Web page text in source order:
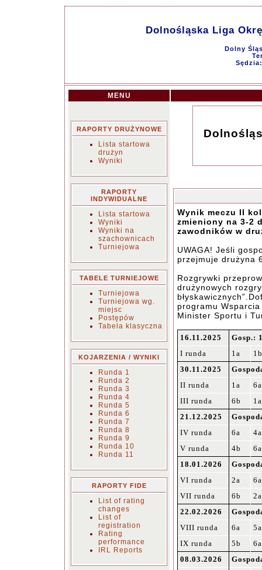
Dolnośląska Liga
Dolny
MENU
RAPORTY DRUŻYNOWE
Lista startowa
drużyn
Wyniki
RAPORTY
INDYWIDUALNE
Lista startowa
Wyniki
Wyniki na
szachownicach
Turniejowa
TABELE TURNIEJOWE
Turniejowa
Turniejowa wg.
miejsc
Postępów
Tabela klasyczna
KOJARZENIA / WYNIKI
Runda 1
Runda 2
Runda 3
Runda 4
Runda 5
Runda 6
Runda 7
Runda 8
Runda 9
Runda 10
Runda 11
RAPORTY FIDE
List of rating
changes
List of
registration
Rating
performance
IRL Reports
Wynik meczu II
zmieniony na 3-2
zawodników w
UWAGA! Jeśli
przejmuje drużyna
Rozgrywki
drużynowych
programu
Minister Sportu i
16.11.2025
Gosp.:
I runda
1a
1b
30.11.2025
II runda
1a
6a
III runda
6b
1a
21.12.2025
IV runda
6a
4a
V runda
4b
6a
18.01.2026
VI runda
2a
6a
VII runda
6b
2a
22.02.2026
VIII runda
6a
5a
IX runda
5b
6a
08.03.2026